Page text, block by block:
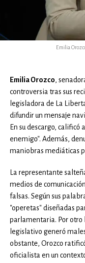
Emilia
Emilia Orozco,
controversia tras sus
legisladora de La
difundir un mensaje
En su descargo, calificó
enemigo". Además,
maniobras mediáticas
La representante
medios de
falsas. Según sus
"operetas" diseñadas
parlamentaria. Por otro
legislativo generó
obstante, Orozco
oficialista en un